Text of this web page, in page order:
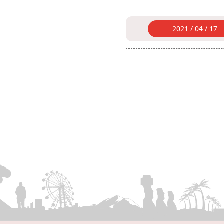
2021 / 04 / 17